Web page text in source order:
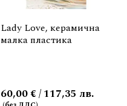
Lady Love, керамична
малка пластика
60,00 € / 117,35 лв.